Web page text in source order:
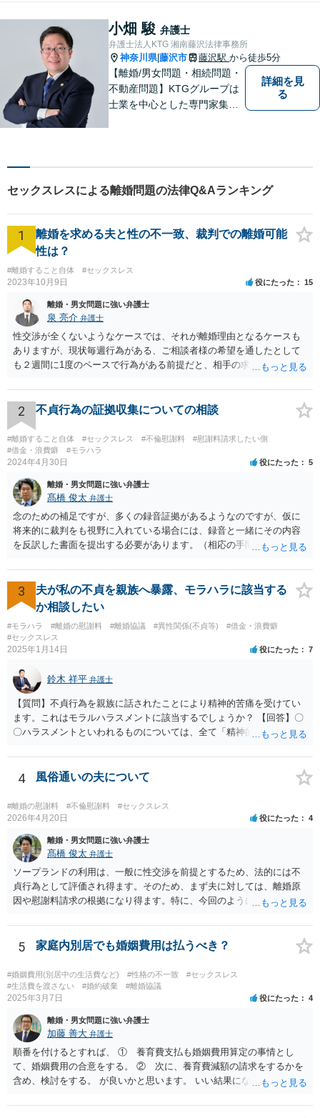
小畑 駿 弁護士
弁護士法人KTG 湘南藤沢法律事務所
神奈川県|藤沢市 藤沢駅 から徒歩5分
【離婚/男女問題・相続問題・
不動産問題】KTGグループは
士業を中心とした専門家集団
トップサービスを提供してい
ます。【WEB相談可】【カー
ド払い・分割払い可】
詳細を見
る
セックスレスによる離婚問題の法律Q&Aランキング
1
離婚を求める夫と性の不一致、裁判での離婚可能
性は？
#離婚すること自体 #セックスレス
2023年10月9日 役にたった 15
離婚・男女問題に強い弁護士
泉 亮介 弁護士
性交渉が全くないようなケースでは、それが離婚理由となるケースも
ありますが、現状毎週行為がある、ご相談者様の希望を通したとして
も２週間に1度のペースで行為がある前提だと、相手の求めている離婚
れないでしょう。 また、離婚した場合に、相手が今まで通りに生活を
するのであれば大きな違いはありませんが、そうでなくなった場合に
夫婦であれば法的に請求できたものができなくなるというデメリット
があるため、今までと何も変わらないということはないです。
2 不貞行為の証拠収集についての相談
#離婚すること自体 #セックスレス #不倫慰謝料
#慰謝料請求したい側
#借金・浪費癖
#モラハラ
2024年4月30日 役にたった 5
離婚・男女問題に強い弁護士
髙橋 俊太 弁護士
念のための補足ですが、多くの録音証拠があるようなのですが、仮に
将来的に裁判をも視野に入れている場合には、録音と一緒にその内容
を反訳した書面を提出する必要があります。（相応の手間と費用がか
るような合理的説明が必要とはなりますので、そのようなことが十分
に可能かどうかについて、一度は弁護士に直接相談なさった方がよい
と思います。 なお、夫や不倫相手自身が不倫の事実について（期間や
回数なども含め）認めて自白するような場合には、貴方において立証
する必要はなくなります。
3
夫が私の不貞を親族へ暴露、モラハラに該当する
か相談したい
#モラハラ #離婚の慰謝料 #離婚協議 #異性関係(不貞等)
#借金・浪費癖
#セックスレス
2025年1月14日 役にたった 7
鈴木 祥平 弁護士
【質問】不貞行為を親族に話されたことにより精神的苦痛を受けてい
ます。これはモラルハラスメントに該当するでしょうか？ 【回答】〇
〇ハラスメントといわれるものについては、全て「精神的・身体的苦
活している以上は、「精神的・身体的苦痛を与え」られることは不可
避的に生じますから、違法と評価されるためには、社会通念（常識）
を逸脱した態様・方法で精神的・身体的苦痛を与えられたといえるこ
とが必要です。 常識を逸脱したと言えるかどうかについては、必要性
や相当性という基準を使って判断をするとわかりやすいと思います。
夫婦間において今、問題が生じているということを親族には話してお
く必要はあると思われますし、常識的に見ても、また、それが親族内
にとどまる話であれば、著しく不相当なこととも言えません。ですか
ら、上記のことが社会通念を逸脱した態様・方法であるとは言えない
のではないかと思います。少なくとも、違法と評価されるハラスメン
トとは言えないでしょう。
4 風俗通いの夫について
#離婚の慰謝料 #不倫慰謝料 #セックスレス
2026年4月20日 役にたった 4
離婚・男女問題に強い弁護士
髙橋 俊太 弁護士
ソープランドの利用は、一般に性交渉を前提とするため、法的には不
貞行為として評価され得ます。そのため、まず夫に対しては、離婚原
因や慰謝料請求の根拠になり得ます。特に、今回のように長期間の継
た後も続いている事情は、婚姻関係への打撃や悪質性を基礎づける事
情として主張しやすいです。一方で、ソープランドで働く女性に対す
る請求は、夫に対する請求より難しい可能性があります。店舗での接
客としての関係にとどまる場合、相手女性が夫を特別な交際相手とし
て扱っていたのか、婚姻関係を侵害するとの認識のもとで個人的関係
を持っていたのか、などが問題になります。SNSで「大好き」と送っ
ているという点は貴方としては不快にお感じだと思われますが、それ
だけで直ちに法的責任が認められるとは限りません。 現実的には、ま
ずは夫に対する対応を中心に考えるのが一般的です。離婚を求めるの
か、離婚せずに慰謝料や再発防止の誓約書を求めるのかで進め方が変
わります。証拠としては、SNS投稿、口コミ、指名履歴、プレゼント
のやり取り、県をまたいで通っていた記録などは保存しておくとよい
5 家庭内別居でも婚姻費用は払うべき？
#婚姻費用(別居中の生活費など) #性格の不一致
#セックスレス
#生活費を渡さない
#婚約破棄 #離婚協議
2025年3月7日 役にたった 4
離婚・男女問題に強い弁護士
加藤 善大 弁護士
順番を付けるとすれば、 ① 養育費支払も婚姻費用算定の事情とし
て、婚姻費用の合意をする。 ② 次に、養育費減額の請求をするかを
含め、検討をする。 が良いかと思います。 いい結果になるといいです